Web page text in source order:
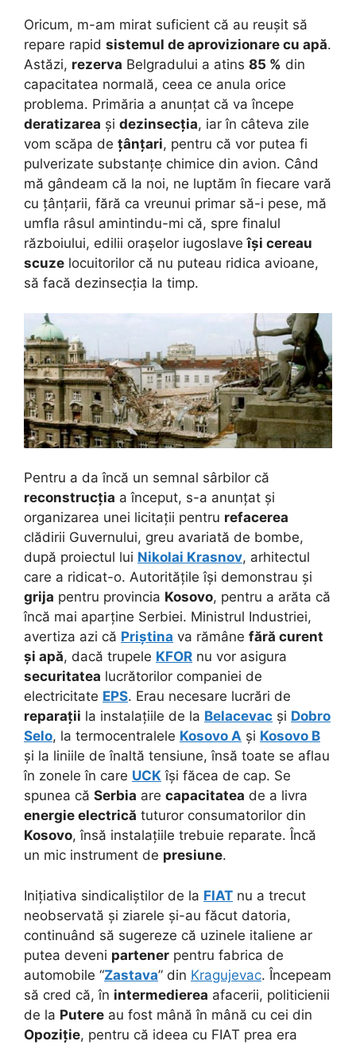
Oricum, m-am mirat suficient că au reușit să
repare rapid sistemul de aprovizionare cu apă.
Astăzi, rezerva Belgradului a atins 85 % din
capacitatea normală, ceea ce anula orice
problema. Primăria a anunțat că va începe
deratizarea și dezinsecția, iar în câteva zile
vom scăpa de țânțari, pentru că vor putea fi
pulverizate substanțe chimice din avion. Când
mă gândeam că la noi, ne luptăm în fiecare vară
cu țânțarii, fără ca vreunui primar să-i pese, mă
umfla râsul amintindu-mi că, spre finalul
războiului, edilii orașelor iugoslaveîși cereau
scuze locuitorilor că nu puteau ridica avioane,
să facă dezinsecția la timp.
Pentru a da încă un semnal sârbilor că
reconstrucția a început, s-a anunțat și
organizarea unei licitații pentru refacerea
clădirii Guvernului, greu avariată de bombe,
după proiectul lui Nikolai Krasnov, arhitectul
care a ridicat-o. Autoritățile își demonstrau și
grija pentru provincia Kosovo, pentru a arăta că
încă mai aparține Serbiei. Ministrul Industriei,
avertiza azi că Priștina va rămâne fără curent
și apă, dacă trupele KFOR nu vor asigura
securitatea lucrătorilor companiei de
electricitate EPS. Erau necesare lucrări de
reparații la instalațiile de la Belacevac și Dobro
Selo, la termocentralele Kosovo A și Kosovo B
și la liniile de înaltă tensiune, însă toate se aflau
în zonele în care UCK își făcea de cap. Se
spunea că Serbia are capacitatea de a livra
energie electrică tuturor consumatorilor din
Kosovo, însă instalațiile trebuie reparate. Încă
un mic instrument de presiune.
Inițiativa sindicaliștilor de la FIAT nu a trecut
neobservată și ziarele și-au făcut datoria,
continuând să sugereze că uzinele italiene ar
putea deveni partener pentru fabrica de
automobile “Zastava” din Kragujevac. Începeam
să cred că, în intermedierea afacerii, politicienii
de la Putere au fost mână în mână cu cei din
Opoziție, pentru că ideea cu FIAT prea era